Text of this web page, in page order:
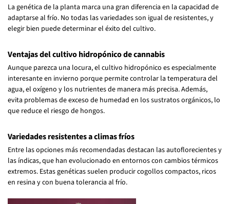
La genética de la planta marca una gran diferencia en la capacidad de
adaptarse al frío. No todas las variedades son igual de resistentes, y
elegir bien puede determinar el éxito del cultivo.
Ventajas del cultivo hidropónico de cannabis
Aunque parezca una locura, el cultivo hidropónico es especialmente
interesante en invierno porque permite controlar la temperatura del
agua, el oxígeno y los nutrientes de manera más precisa. Además,
evita problemas de exceso de humedad en los sustratos orgánicos, lo
que reduce el riesgo de hongos.
Variedades resistentes a climas fríos
Entre las opciones más recomendadas destacan las autoflorecientes y
las índicas, que han evolucionado en entornos con cambios térmicos
extremos. Estas genéticas suelen producir cogollos compactos, ricos
en resina y con buena tolerancia al frío.